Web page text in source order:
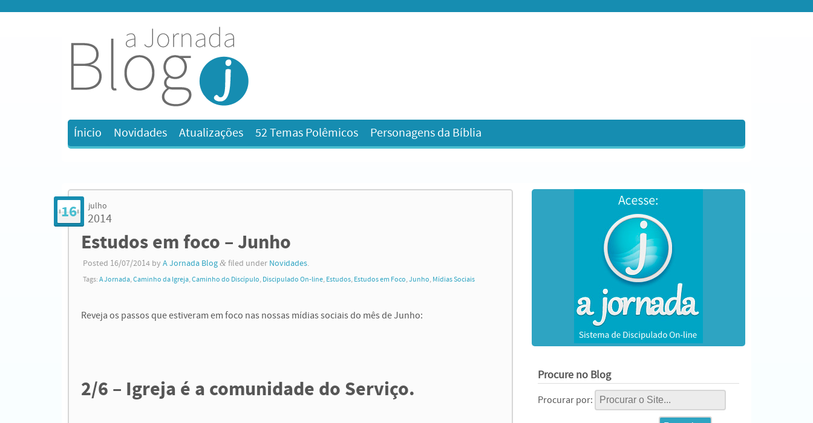
Ínicio Novidades Atualizações 52 Temas Polêmicos Personagens da Bíblia
16 julho
2014
Estudos em foco – Junho
Posted 16/07/2014 by A Jornada Blog & filed under Novidades.
Tags: A Jornada, Caminho da Igreja, Caminho do Discípulo, Discipulado On-line, Estudos, Estudos em Foco, Junho, Mídias Sociais
Reveja os passos que estiveram em foco nas nossas mídias sociais do mês de Junho:
2/6 – Igreja é a comunidade do Serviço.
Procure no Blog
Procurar por: